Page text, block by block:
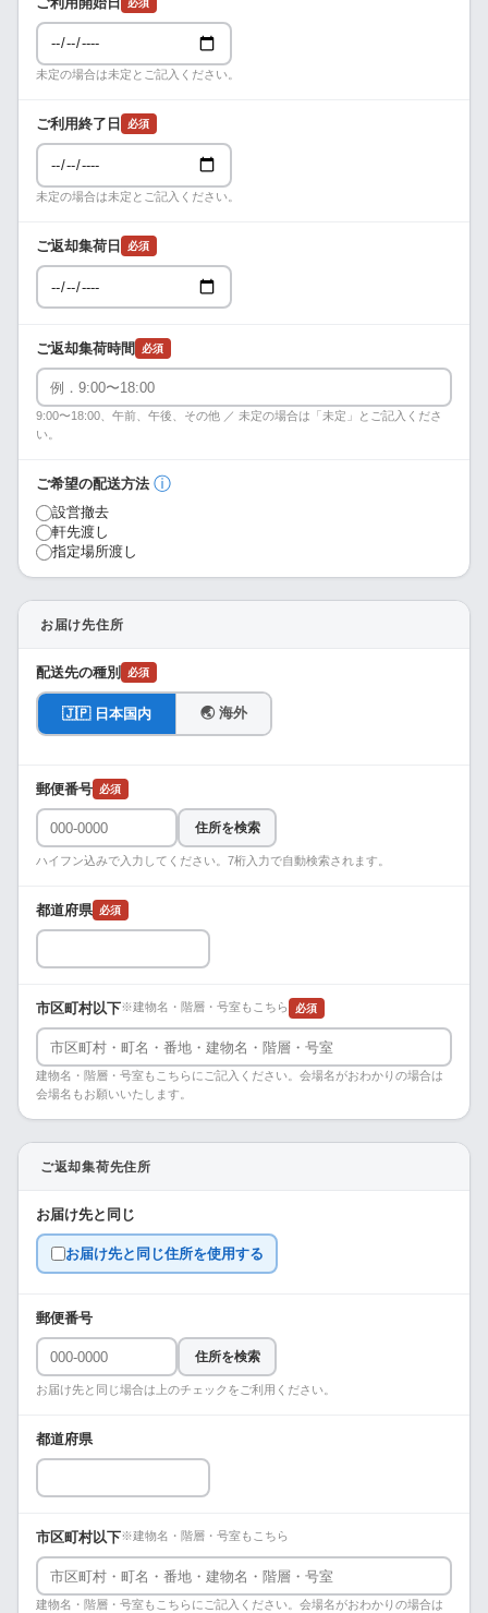
未定の場合は未定とご記入ください。
ご利用終了日 必須
未定の場合は未定とご記入ください。
ご返却集荷日 必須
ご返却集荷時間 必須
9:00〜18:00、午前、午後、その他 ／ 未定の場合は「未定」とご記入くださ
い。
ご希望の配送方法 ⓘ
設営撤去
軒先渡し
指定場所渡し
お届け先住所
配送先の種別 必須
🇯🇵 日本国内 🌏 海外
郵便番号 必須
住所を検索
ハイフン込みで入力してください。7桁入力で自動検索されます。
都道府県 必須
市区町村以下※建物名・階層・号室もこちら 必須
建物名・階層・号室もこちらにご記入ください。会場名がおわかりの場合は
会場名もお願いいたします。
ご返却集荷先住所
お届け先と同じ
お届け先と同じ住所を使用する
郵便番号
住所を検索
お届け先と同じ場合は上のチェックをご利用ください。
都道府県
市区町村以下※建物名・階層・号室もこちら
建物名・階層・号室もこちらにご記入ください。会場名がおわかりの場合は